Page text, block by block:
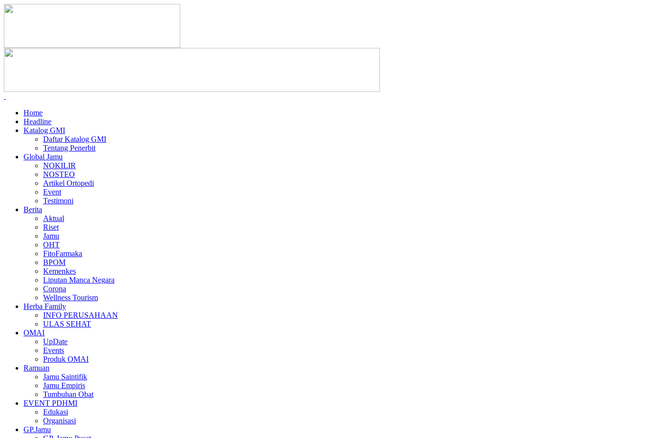
Home
Headline
Katalog GMI
Daftar Katalog GMI
Tentang Penerbit
Global Jamu
NOKILIR
NOSTEO
Artikel Ortopedi
Event
Testimoni
Berita
Aktual
Riset
Jamu
OHT
FitoFarmaka
BPOM
Kemenkes
Liputan Manca Negara
Corona
Wellness Tourism
Herba Family
INFO PERUSAHAAN
ULAS SEHAT
OMAI
UpDate
Events
Produk OMAI
Ramuan
Jamu Saintifik
Jamu Empiris
Tumbuhan Obat
EVENT PDHMI
Edukasi
Organisasi
GP.Jamu